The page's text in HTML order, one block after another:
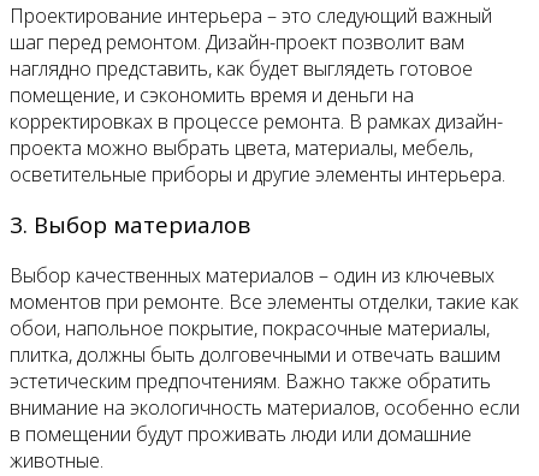
Проектирование интерьера – это следующий важный
шаг перед ремонтом. Дизайн-проект позволит вам
наглядно представить, как будет выглядеть готовое
помещение, и сэкономить время и деньги на
корректировках в процессе ремонта. В рамках дизайн-
проекта можно выбрать цвета, материалы, мебель,
осветительные приборы и другие элементы интерьера.
3. Выбор материалов
Выбор качественных материалов – один из ключевых
моментов при ремонте. Все элементы отделки, такие как
обои, напольное покрытие, покрасочные материалы,
плитка, должны быть долговечными и отвечать вашим
эстетическим предпочтениям. Важно также обратить
внимание на экологичность материалов, особенно если
в помещении будут проживать люди или домашние
животные.